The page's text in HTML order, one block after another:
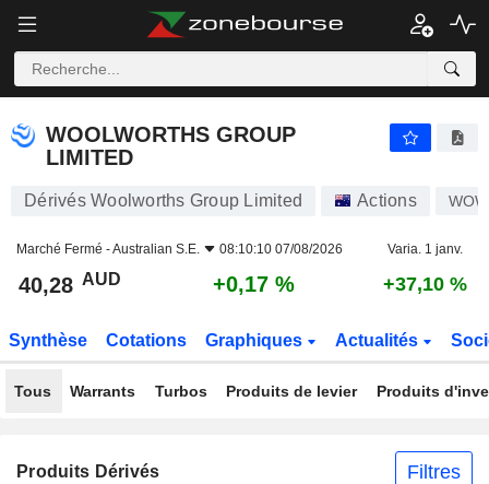
WOOLWORTHS GROUP
LIMITED
Dérivés Woolworths Group Limited Actions WOW
Marché Fermé -Australian S.E. 08:10:10 07/08/2026 Varia. 1 janv.
40,28 AUD +0,17 % +37,10 %
Synthèse Cotations Graphiques Actualités
Tous Warrants Turbos Produits de levier Produits
Produits Dérivés Filtres